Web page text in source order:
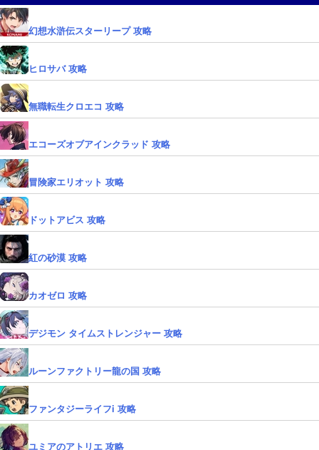
幻想水滸伝スターリープ 攻略
ヒロサバ 攻略
無職転生クロエコ 攻略
エコーズオブアインクラッド 攻略
冒険家エリオット 攻略
ドットアビス 攻略
紅の砂漠 攻略
カオゼロ 攻略
デジモン タイムストレンジャー 攻略
ルーンファクトリー龍の国 攻略
ファンタジーライフi 攻略
ユミアのアトリエ 攻略